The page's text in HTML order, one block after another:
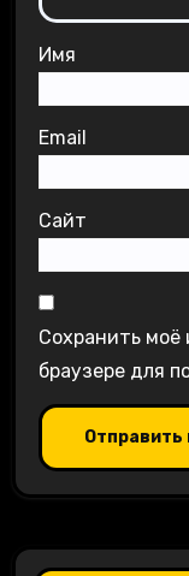
Имя
Email
Сайт
Сохранить моё
браузере для